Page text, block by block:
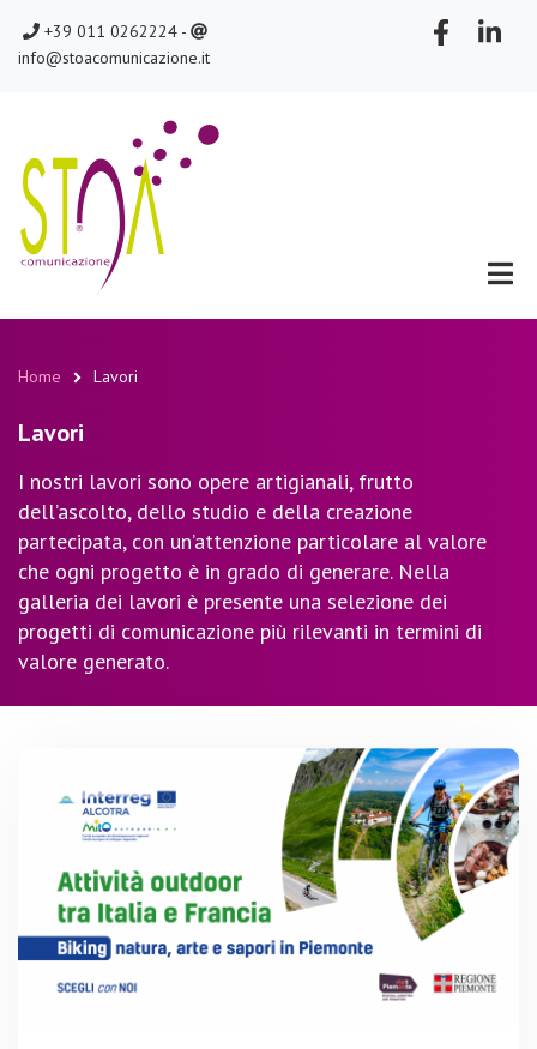
contenuto
chiamaci
+39 011 0262224 -
scrivici
info@stoacomunicazione.it
Briciole
di
pane
Home Lavori
Lavori
I nostri lavori sono opere artigianali, frutto
dell’ascolto, dello studio e della creazione
partecipata, con un’attenzione particolare al valore
che ogni progetto è in grado di generare. Nella
galleria dei lavori è presente una selezione dei
progetti di comunicazione più rilevanti in termini di
valore generato.